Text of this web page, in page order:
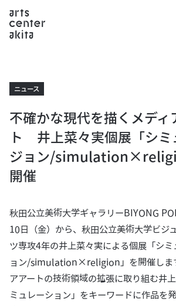
ニュース
不確かな現代を描くメディ
ト 井上菜々実個展「シミ
ジョン/
開催
秋田公立美術大学ギャラリーBIYONG
10日（金）から、秋田公立美術大学ビジ
ツ専攻4年の井上菜々実による個展「シミ
ョン/simulation×religion」を開催しま
アアートの技術領域の拡張に取り組む井
ミュレーション」をキーワードに作品を